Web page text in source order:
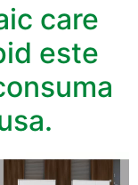
care
este